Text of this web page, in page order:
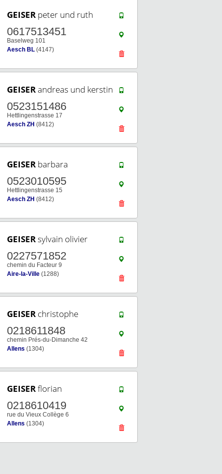
GEISER peter und ruth
0617513451
Baselweg 101
Aesch BL (4147)
GEISERandreas und kerstin
0523151486
Hettlingenstrasse 17
Aesch ZH (8412)
GEISER barbara
0523010595
Hettlingenstrasse 15
Aesch ZH (8412)
GEISERsylvain olivier
0227571852
chemin du Facteur 9
Aire-la-Ville (1288)
GEISER christophe
0218611848
chemin Prés-du-Dimanche 42
Allens (1304)
GEISERflorian
0218610419
rue du Vieux Collège 6
Allens (1304)